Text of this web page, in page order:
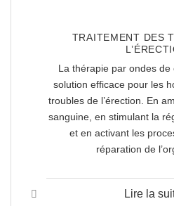
TRAITEMENT DES
La thérapie par ondes de
solution efficace pour les
troubles de l’érection. En
sanguine, en stimulant la
et en activant les
réparation de
Lire la